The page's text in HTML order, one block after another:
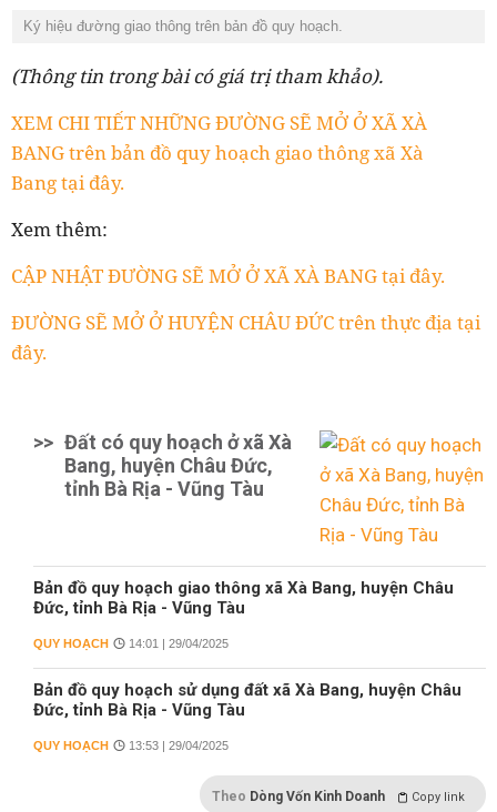
Ký hiệu đường giao thông trên bản đồ quy hoạch.
(Thông tin trong bài có giá trị tham khảo).
XEM CHI TIẾT NHỮNG ĐƯỜNG SẼ MỞ Ở XÃ XÀ
BANG trên bản đồ quy hoạch giao thông xã Xà
Bang tại đây.
Xem thêm:
CẬP NHẬT ĐƯỜNG SẼ MỞ Ở XÃ XÀ BANG tại đây.
ĐƯỜNG SẼ MỞ Ở HUYỆN CHÂU ĐỨC trên thực địa tại
đây.
>> Đất có quy hoạch ở xã Xà
Bang, huyện Châu Đức,
tỉnh Bà Rịa - Vũng Tàu
Bản đồ quy hoạch giao thông xã Xà Bang, huyện Châu
Đức, tỉnh Bà Rịa - Vũng Tàu
QUY HOẠCH 14:01 | 29/04/2025
Bản đồ quy hoạch sử dụng đất xã Xà Bang, huyện Châu
Đức, tỉnh Bà Rịa - Vũng Tàu
QUY HOẠCH 13:53 | 29/04/2025
Theo Dòng Vốn Kinh Doanh Copy link